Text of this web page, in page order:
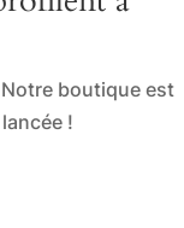
Notre boutique est
!